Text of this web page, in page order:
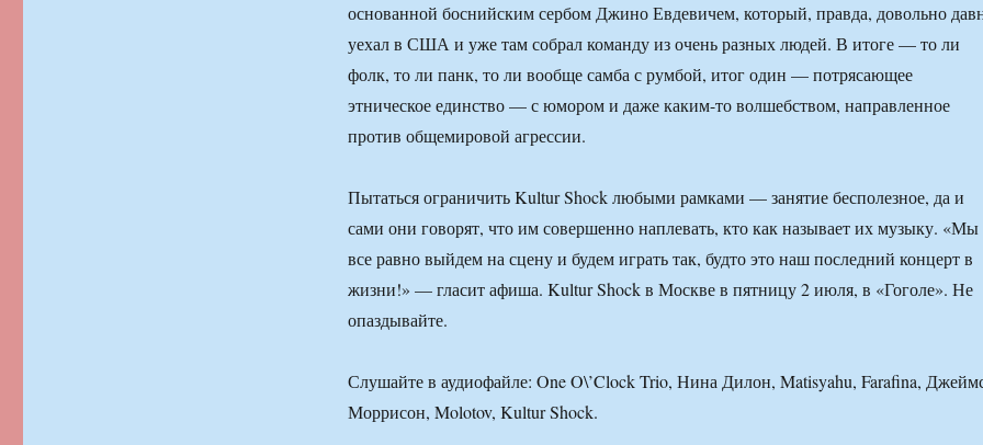
основанной боснийским сербом Джино Евдевичем, который, правда, довольно
уехал в США и уже там собрал команду из очень разных людей. В итоге — то ли
фолк, то ли панк, то ли вообще самба с румбой, итог один — потрясающее
этническое единство — с юмором и даже каким-то волшебством, направленное
против общемировой агрессии.
Пытаться ограничить Kultur Shock любыми рамками — занятие бесполезное, да и
сами они говорят, что им совершенно наплевать, кто как называет их музыку. «Мы
все равно выйдем на сцену и будем играть так, будто это наш последний концерт в
жизни!» — гласит афиша. Kultur Shock в Москве в пятницу 2 июля, в «Гоголе». Не
опаздывайте.
Слушайте в аудиофайле: One O\’Clock Trio, Нина Дилон, Matisyahu, Farafina,
Моррисон, Molotov, Kultur Shock.